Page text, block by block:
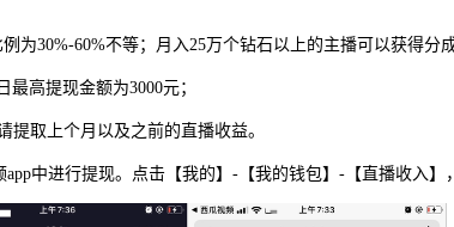
为30%-60%不等；月入25万个钻石以上的主播可以获得分
高提现金额为3000元；
提取上个月以及之前的直播收益。
中进行提现。点击【我的】-【我的钱包】-【直播收入】